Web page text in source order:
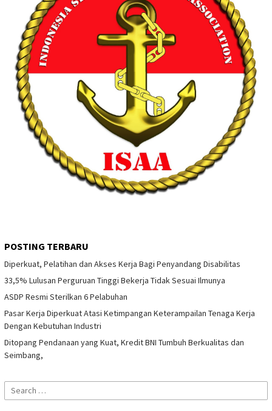
POSTING TERBARU
Diperkuat, Pelatihan dan Akses Kerja Bagi Penyandang Disabilitas
33,5% Lulusan Perguruan Tinggi Bekerja Tidak Sesuai Ilmunya
ASDP Resmi Sterilkan 6 Pelabuhan
Pasar Kerja Diperkuat Atasi Ketimpangan Keterampailan Tenaga Kerja
Dengan Kebutuhan Industri
Ditopang Pendanaan yang Kuat, Kredit BNI Tumbuh Berkualitas dan
Seimbang,
Search
for: